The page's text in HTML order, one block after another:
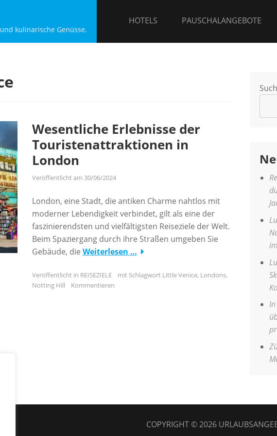
kulinarische Genüsse.
HOTELS PAUSCHALANGEBOTE
Wesentliche Erlebnisse der
Touristenattraktionen in
London
Veröffentlicht am 30/06/2024
London, eine Stadt, die antiken Charme nahtlos mit
moderner Lebendigkeit verbindet, gilt als eine der
faszinierendsten und vielfältigsten Reiseziele der Welt.
Beim Spaziergang durch ihre Straßen umgeben Sie
Gebäude, die Weiterlesen …
Veröffentlicht in REISEZIELE mit Schlagwort Little Venice, Londons,
Notting Hill
Kommentieren
COPYRIGHT © 2026